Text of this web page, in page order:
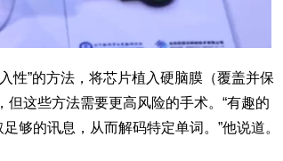
性”的方法，将芯片植入硬脑膜（覆盖并保
这些方法需要更高风险的手术。“有趣的
够的讯息，从而解码特定单词。”他说道。